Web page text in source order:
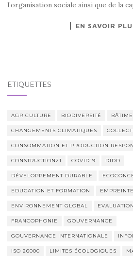
l’organisation sociale ainsi que de la
EN SAVOIR
ÉTIQUETTES
AGRICULTURE BIODIVERSITÉ
CHANGEMENTS CLIMATIQUES
CONSOMMATION ET PRODUCTION
CONSTRUCTION21 COVID19 DIDD
DÉVELOPPEMENT DURABLE
EDUCATION ET FORMATION EMPREINTE
ENVIRONNEMENT GLOBAL EVALUATION
FRANCOPHONIE GOUVERNANCE
GOUVERNANCE INTERNATIONALE
ISO 26000 LIMITES ÉCOLOGIQUES